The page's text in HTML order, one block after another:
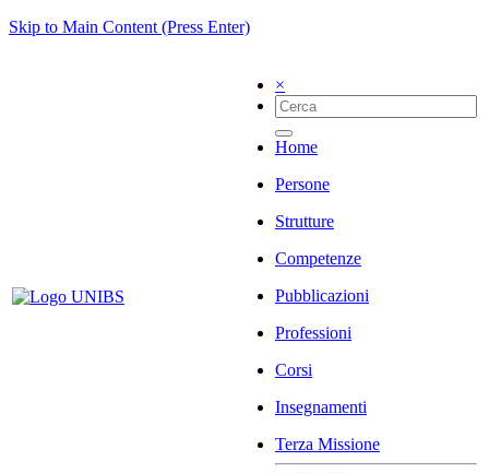
Skip to Main Content (Press Enter)
×
Home
Persone
Strutture
Competenze
Pubblicazioni
Professioni
Corsi
Insegnamenti
Terza Missione